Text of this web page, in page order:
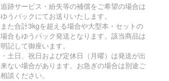
追跡サービス・紛失等の補償をご希望の場合は
ゆうパックにてお送りいたします。
また合計3kgを超える場合や大型本・セットの
場合もゆうパック発送となります。該当商品は
明記して御座います。
・土日、祝日および定休日（月曜）は発送が出
来ない場合があります。お急ぎの場合は別途ご
相談ください。